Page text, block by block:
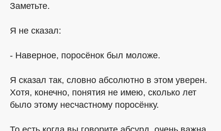
Заметьте.
Я не сказал:
- Наверное, поросёнок был моложе.
Я сказал так, словно абсолютно в этом уверен.
Хотя, конечно, понятия не имею, сколько лет
было этому несчастному поросёнку.